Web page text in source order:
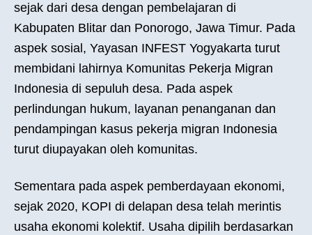
sejak dari desa dengan pembelajaran di
Kabupaten Blitar dan Ponorogo, Jawa Timur. Pada
aspek sosial, Yayasan INFEST Yogyakarta turut
membidani lahirnya Komunitas Pekerja Migran
Indonesia di sepuluh desa. Pada aspek
perlindungan hukum, layanan penanganan dan
pendampingan kasus pekerja migran Indonesia
turut diupayakan oleh komunitas.
Sementara pada aspek pemberdayaan ekonomi,
sejak 2020, KOPI di delapan desa telah merintis
usaha ekonomi kolektif. Usaha dipilih berdasarkan